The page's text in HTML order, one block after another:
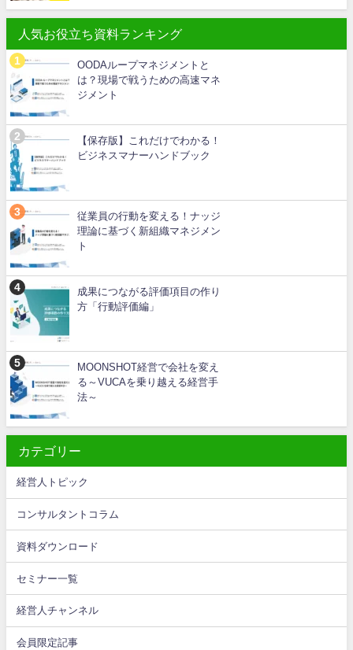
人気お役立ち資料ランキング
OODAループマネジメントと
は？現場で戦うための高速マネ
ジメント
【保存版】これだけでわかる！
ビジネスマナーハンドブック
従業員の行動を変える！ナッジ
理論に基づく新組織マネジメン
ト
成果につながる評価項目の作り
方「行動評価編」
MOONSHOT経営で会社を変え
る～VUCAを乗り越える経営手
法～
カテゴリー
経営人トピック
コンサルタントコラム
資料ダウンロード
セミナー一覧
経営人チャンネル
会員限定記事